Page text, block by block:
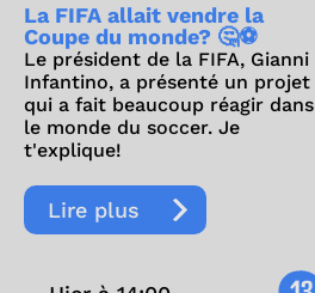
La FIFA allait vendre la
Coupe du monde? 🤔⚽
Le président de la FIFA, Gianni
Infantino, a présenté un projet
qui a fait beaucoup réagir dans
le monde du soccer. Je
t'explique!
Lire plus